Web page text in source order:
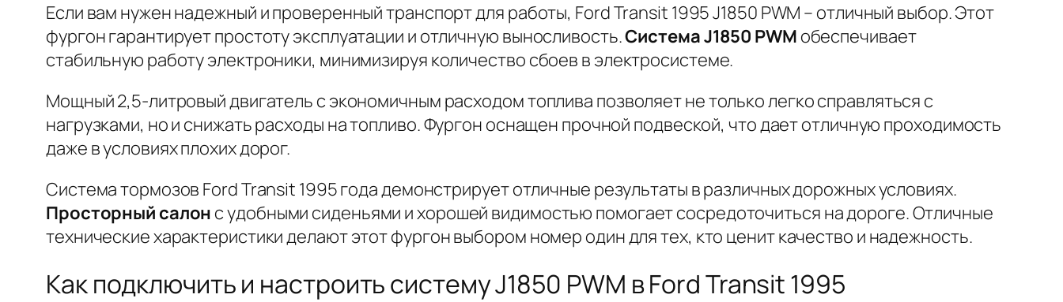
Если вам нужен надежный и проверенный транспорт для работы, Ford Transit 1995 J1850 PWM – отличный выбор. Этот
фургон гарантирует простоту эксплуатации и отличную выносливость.Система J1850 PWM обеспечивает
стабильную работу электроники, минимизируя количество сбоев в электросистеме.
Мощный 2,5-литровый двигатель с экономичным расходом топлива позволяет не только легко справляться с
нагрузками, но и снижать расходы на топливо.Фургон оснащен прочной подвеской, что дает отличную проходимость
даже в условиях плохих дорог.
Система тормозов Ford Transit 1995 года демонстрирует отличные результаты в различных дорожных условиях.
Просторный салон с удобными сиденьями и хорошей видимостью помогает сосредоточиться на дороге. Отличные
технические характеристики делают этот фургон выбором номер один для тех, кто ценит качество и надежность.
Как подключить и настроить систему J1850 PWM в Ford Transit 1995